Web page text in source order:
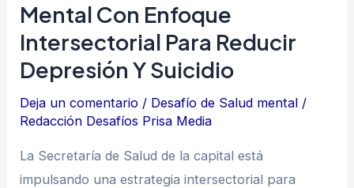
Mental Con Enfoque
Intersectorial Para Reducir
Depresión Y Suicidio
Deja un comentario / Desafío de Salud mental /
Redacción Desafíos Prisa Media
La Secretaría de Salud de la capital está
impulsando una estrategia intersectorial para
depresión
y
suicidio